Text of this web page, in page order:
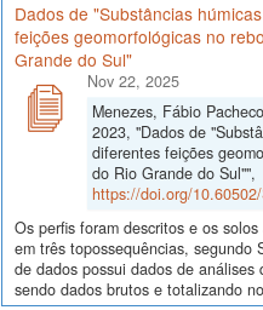
Dados de "Substâncias
feições geomorfológicas no
Grande do Sul"
Nov 22, 2025
Menezes, Fábio
2023, "Dados de
diferentes feições
do Rio Grande do Sul"",
https://doi.org/
Os perfis foram descritos e os
em três topossequências,
de dados possui dados de
sendo dados brutos e totalizando